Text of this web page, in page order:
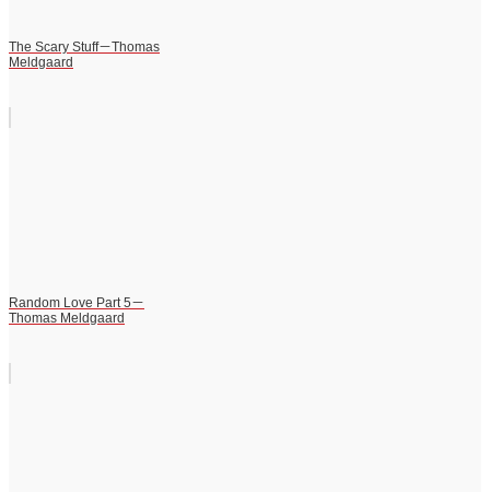
The Scary Stuff－Thomas
Meldgaard
Random Love Part 5－
Thomas Meldgaard